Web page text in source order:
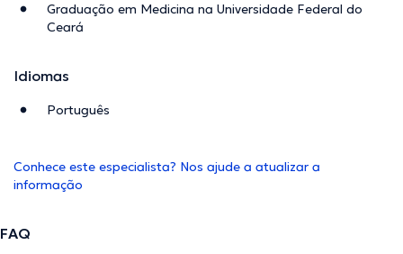
Graduação em Medicina na Universidade Federal do
Ceará
Idiomas
Português
Conhece este especialista? Nos ajude a atualizar a
informação
FAQ